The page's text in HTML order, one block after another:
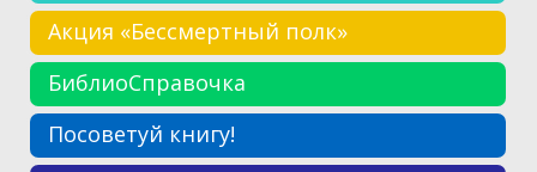
Акция «Бессмертный полк»
БиблиоСправочка
Посоветуй книгу!